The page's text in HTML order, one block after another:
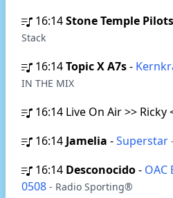
16:14Stone Temple Pilots
Stack
16:14Topic X A7s-
IN THE MIX
16:14 Live On Air >> Ricky
16:14 Jamelia -Superstar
16:14 Desconocido- OAC
0508 - Radio Sporting®